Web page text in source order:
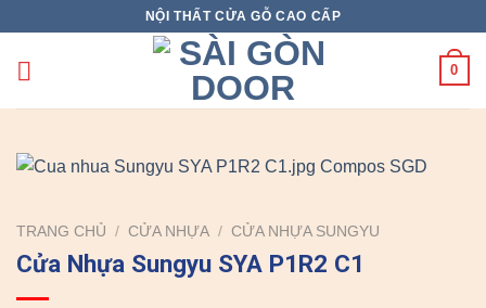
content
NỘI THẤT CỬA GỖ CAO CẤP
0
TRANG CHỦ / CỬA NHỰA / CỬA NHỰA SUNGYU
Cửa Nhựa Sungyu SYA P1R2 C1